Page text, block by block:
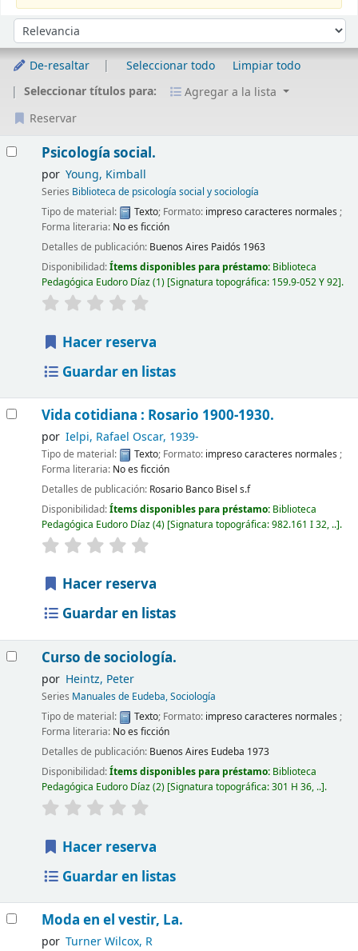
Ordenar por:
De-resaltar Seleccionar todo
Limpiar todo
Seleccionar títulos para:
Agregar a la lista
Reservar
Psicología social.
por Young, Kimball
Series Biblioteca de psicología social y sociología
Tipo de material:
Texto; Formato: impreso caracteres normales ;
Forma literaria: No es ficción
Detalles de publicación: Buenos Aires Paidós 1963
Disponibilidad:Ítems disponibles para préstamo: Biblioteca
Pedagógica Eudoro Díaz(1) Signatura topográfica: 159.9-052 Y 92 .
Hacer reserva
Guardar en listas
Vida cotidiana : Rosario 1900-1930.
por Ielpi, Rafael Oscar, 1939-
Tipo de material: Texto; Formato: impreso caracteres normales ;
Forma literaria: No es ficción
Detalles de publicación: Rosario Banco Bisel s.f
Disponibilidad:Ítems disponibles para préstamo: Biblioteca
Pedagógica Eudoro Díaz(4) Signatura topográfica:982.161 I 32, .. .
Hacer reserva
Guardar en listas
Curso de sociología.
por Heintz, Peter
Series Manuales de Eudeba, Sociología
Tipo de material:
Texto; Formato: impreso caracteres normales ;
Forma literaria: No es ficción
Detalles de publicación: Buenos Aires Eudeba 1973
Disponibilidad:Ítems disponibles para préstamo: Biblioteca
Pedagógica Eudoro Díaz(2) Signatura topográfica:301 H 36, .. .
Hacer reserva
Guardar en listas
Moda en el vestir, La.
por Turner Wilcox, R